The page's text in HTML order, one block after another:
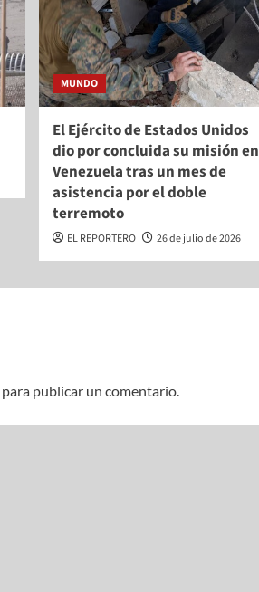
MUNDO
El Ejército de Estados Unidos
dio por concluida su misión en
Venezuela tras un mes de
asistencia por el doble
terremoto
EL REPORTERO 26 de julio de 2026
para publicar un comentario.